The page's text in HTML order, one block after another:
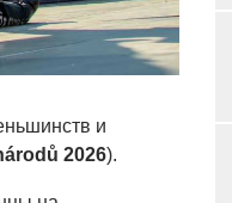
и
2026).